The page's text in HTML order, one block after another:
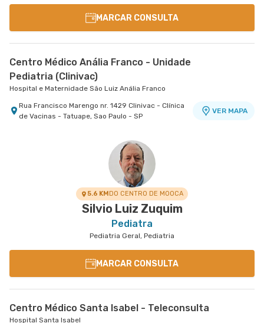
MARCAR CONSULTA
Centro Médico Anália Franco - Unidade
Pediatria (Clinivac)
Hospital e Maternidade São Luiz Anália Franco
Rua Francisco Marengo nr. 1429 Clinivac - Clínica
de Vacinas - Tatuape, Sao Paulo - SP
VER MAPA
5.6 KMDO CENTRO DE MOOCA
Silvio Luiz Zuquim
Pediatra
Pediatria Geral, Pediatria
MARCAR CONSULTA
Centro Médico Santa Isabel - Teleconsulta
Hospital Santa Isabel